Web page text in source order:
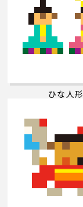
ひな人形